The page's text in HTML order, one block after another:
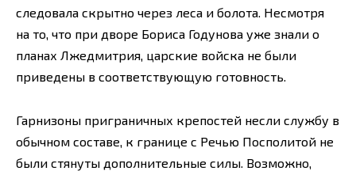
следовала скрытно через леса и болота. Несмотря
на то, что при дворе Бориса Годунова уже знали о
планах Лжедмитрия, царские войска не были
приведены в соответствующую готовность.
Гарнизоны приграничных крепостей несли службу в
обычном составе, к границе с Речью Посполитой не
были стянуты дополнительные силы. Возможно,